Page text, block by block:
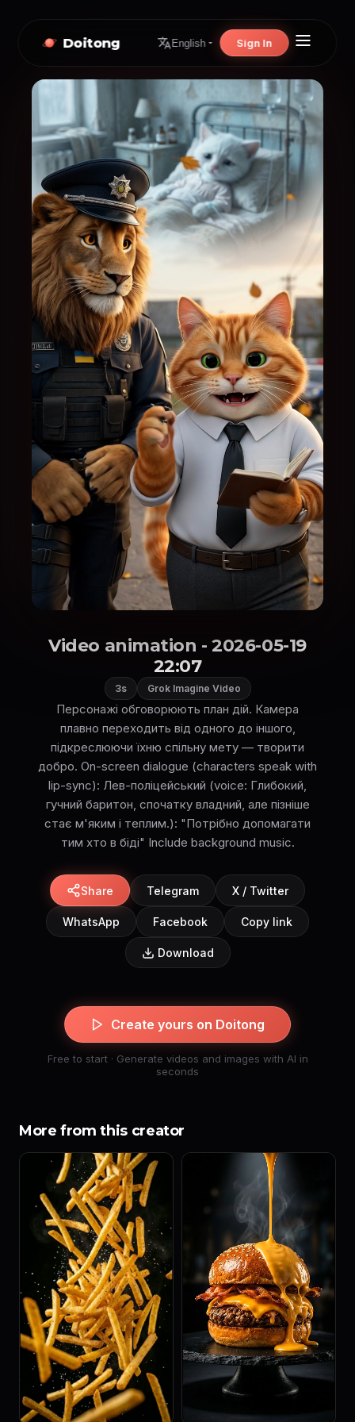
Doitong English Sign In
Video animation - 2026-05-19
22:07
3s Grok Imagine Video
Персонажі обговорюють план дій. Камера
плавно переходить від одного до іншого,
підкреслюючи їхню спільну мету — творити
добро. On-screen dialogue (characters speak with
lip-sync): Лев-поліцейський (voice: Глибокий,
гучний баритон, спочатку владний, але пізніше
стає м'яким і теплим.): "Потрібно допомагати
тим хто в біді" Include background music.
Share Telegram X / Twitter
WhatsApp Facebook Copy link
Download
Create yours on Doitong
Free to start · Generate videos and images with AI in
seconds
More from this creator